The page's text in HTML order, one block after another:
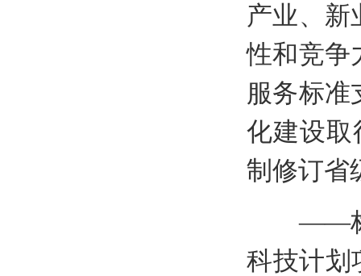
产业、新
性和竞争
服务标准
化建设取
制修订省
——标准
科技计划